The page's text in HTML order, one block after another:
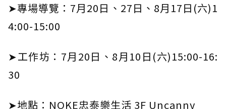
➤專場導覽：7月20日、27日、8月17日(六)1
4:00-15:00
➤工作坊：7月20日、8月10日(六)15:00-16:
30
➤地點：NOKE忠泰樂生活 3F Uncanny